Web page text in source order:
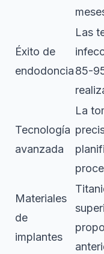
Éxito de
endodoncia
Las
85-
Tecnología
avanzada
La
Materiales
de
implantes